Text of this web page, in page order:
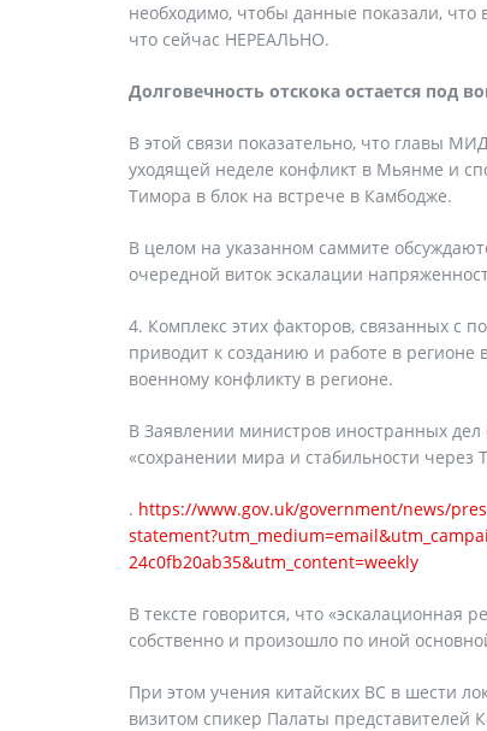
необходимо, чтобы данные показали, что
что сейчас НЕРЕАЛЬНО.
Долговечность отскока остается под
В этой связи показательно, что главы
уходящей неделе конфликт в Мьянме и
Тимора в блок на встрече в Камбодже.
В целом на указанном саммите
очередной виток эскалации
4. Комплекс этих факторов, связанных
приводит к созданию и работе в регионе
военному конфликту в регионе.
В Заявлении министров иностранных дел
«сохранении мира и стабильности через
. https://www.gov.uk/government/news/
24c0fb20ab35&utm_content=weekly
В тексте говорится, что «эскалационная
собственно и произошло по иной
При этом учения китайских ВС в шести
визитом cпикер Палаты представителей